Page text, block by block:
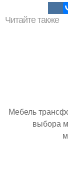
Читайте также
Мебель
выбора